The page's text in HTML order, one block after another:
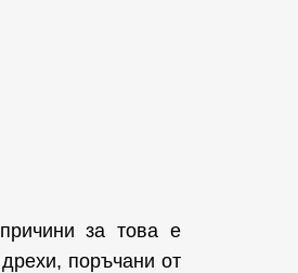
за това е
поръчани от